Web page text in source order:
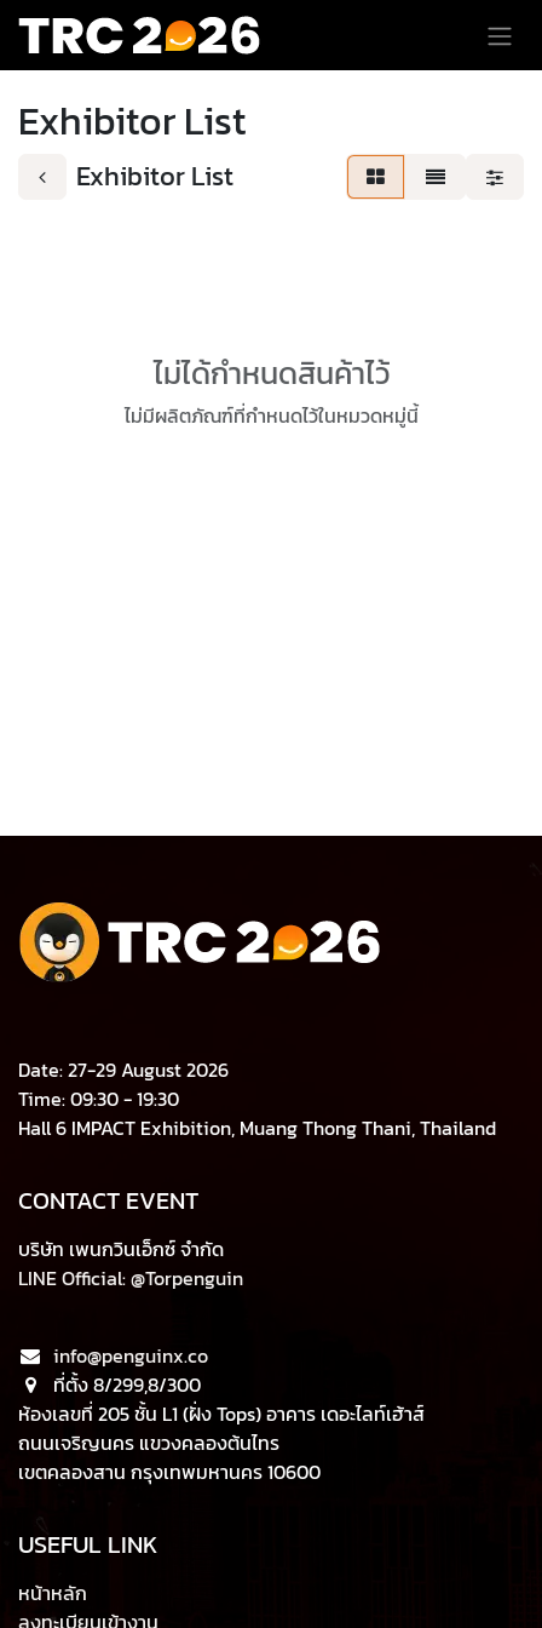
Skip to Content
Exhibitor List
Exhibitor List
ไม่ได้กำหนดสินค้าไว้
ไม่มีผลิตภัณฑ์ที่กำหนดไว้ในหมวดหมู่นี้
Date: 27-29 August 2026
Time: 09:30 - 19:30
Hall 6 IMPACT Exhibition, Muang Thong Thani, Thailand
CONTACT EVENT
บริษัท เพนกวินเอ็กซ์ จำกัด
LINE Official: @Torpenguin
info@penguinx.co
ที่ตั้ง 8/299,8/300
ห้องเลขที่ 205 ชั้น L1 (ฝั่ง Tops) อาคาร เดอะไลท์เฮ้าส์
ถนนเจริญนคร แขวงคลองต้นไทร
เขตคลองสาน กรุงเทพมหานคร 10600
USEFUL LINK
หน้าหลัก